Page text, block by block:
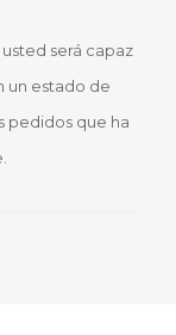
será capaz
un estado de
pedidos que ha